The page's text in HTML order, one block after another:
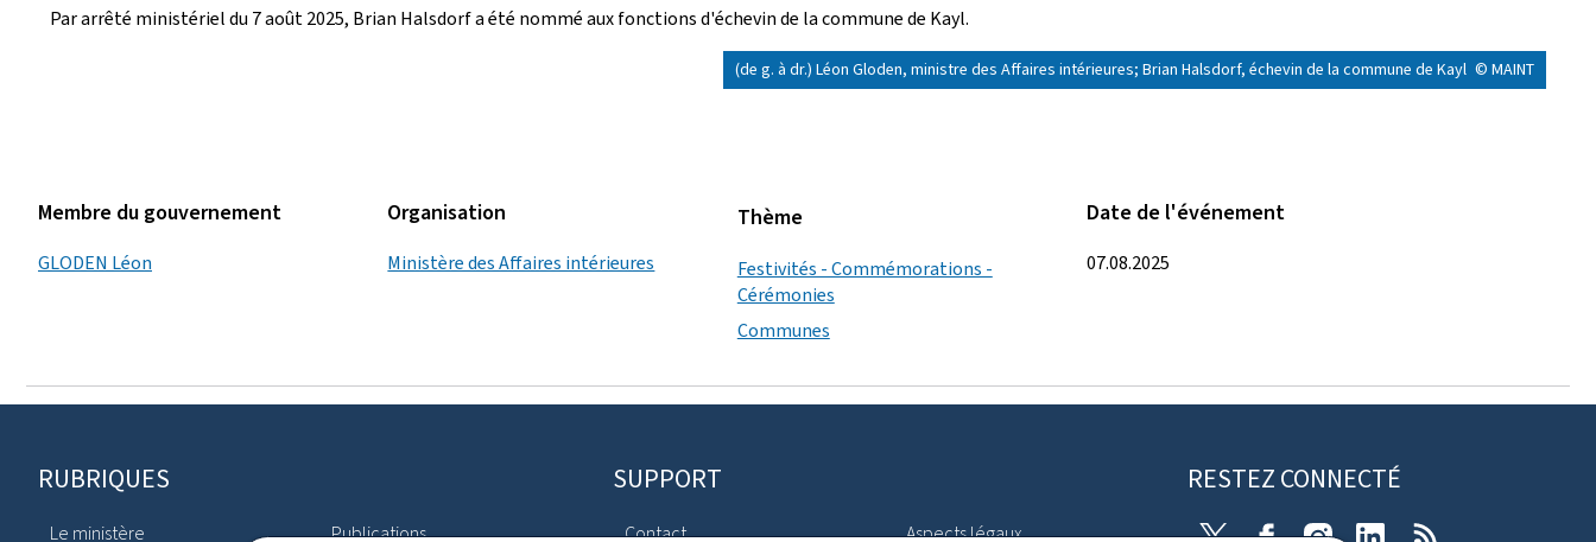
Par arrêté ministériel du 7 août 2025, Brian Halsdorf a été nommé aux fonctions d'échevin de la commune de Kayl.
(de g. à dr.) Léon Gloden, ministre des Affaires intérieures; Brian Halsdorf, échevin de la commune de Kayl © MAINT
Membre du gouvernement
GLODEN Léon
Organisation
Ministère des Affaires intérieures
Thème
Festivités - Commémorations -
Cérémonies
Communes
Date de l'événement
07.08.2025
Pied
de
RUBRIQUES
Le ministère Publications
SUPPORT
Contact Aspects légaux
RESTEZ CONNECTÉ
X FacebookInstagramLinkedin